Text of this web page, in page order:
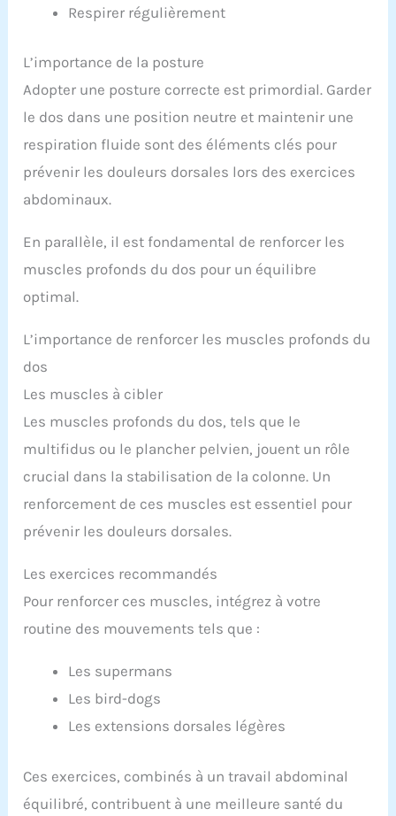
Respirer régulièrement
L’importance de la posture
Adopter une posture correcte est primordial. Garder
le dos dans une position neutre et maintenir une
respiration fluide sont des éléments clés pour
prévenir les douleurs dorsales lors des exercices
abdominaux.
En parallèle, il est fondamental de renforcer les
muscles profonds du dos pour un équilibre
optimal.
L’importance de renforcer les muscles profonds du
dos
Les muscles à cibler
Les muscles profonds du dos, tels que le
multifidus ou le plancher pelvien, jouent un rôle
crucial dans la stabilisation de la colonne. Un
renforcement de ces muscles est essentiel pour
prévenir les douleurs dorsales.
Les exercices recommandés
Pour renforcer ces muscles, intégrez à votre
routine des mouvements tels que :
Les supermans
Les bird-dogs
Les extensions dorsales légères
Ces exercices, combinés à un travail abdominal
équilibré, contribuent à une meilleure santé du